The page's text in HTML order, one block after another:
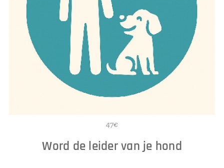
47€
Word de leider van je hond